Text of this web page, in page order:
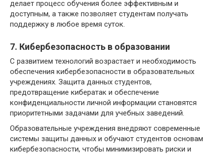
делает процесс обучения более эффективным и
доступным, а также позволяет студентам получать
поддержку в любое время суток.
7. Кибербезопасность в образовании
С развитием технологий возрастает и необходимость
обеспечения кибербезопасности в образовательных
учреждениях. Защита данных студентов,
предотвращение кибератак и обеспечение
конфиденциальности личной информации становятся
приоритетными задачами для учебных заведений.
Образовательные учреждения внедряют современные
системы защиты данных и обучают студентов основам
кибербезопасности, чтобы минимизировать риски и